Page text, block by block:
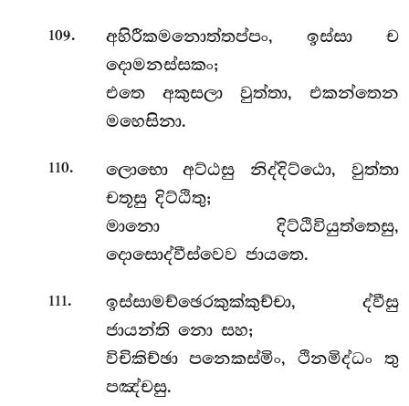
109.
අහිරීකමනොත්තප්පං, ඉස්සා ච
දොමනස්සකං;
එතෙ අකුසලා වුත්තා, එකන්තෙන
මහෙසිනා.
110.
ලොභො අට්ඨසු නිද්දිට්ඨො, වුත්තා
චතූසු දිට්ඨිතු;
මානො දිට්ඨිවියුත්තෙසු,
දොසොද්වීස්වෙව ජායතෙ.
111.
ඉස්සාමච්ඡෙරකුක්කුච්චා, ද්වීසු
ජායන්ති නො සහ;
විචිකිච්ඡා පනෙකස්මිං, ථිනමිද්ධං තු
පඤ්චසු.